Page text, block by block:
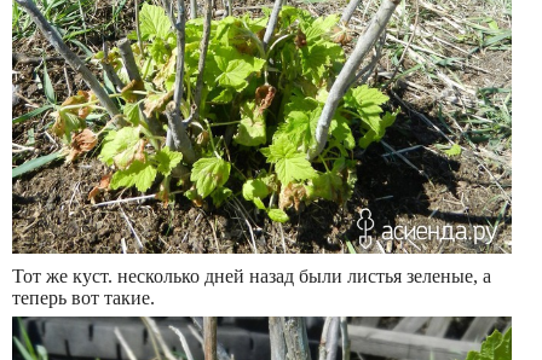
Тот же куст. несколько дней назад были листья зеленые, а
теперь вот такие.